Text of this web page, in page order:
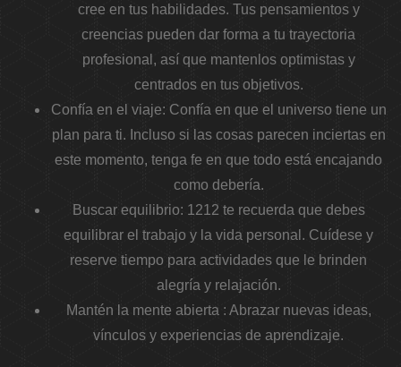
cree en tus habilidades. Tus pensamientos y
creencias pueden dar forma a tu trayectoria
profesional, así que mantenlos optimistas y
centrados en tus objetivos.
Confía en el viaje: Confía en que el universo tiene un
plan para ti. Incluso si las cosas parecen inciertas en
este momento, tenga fe en que todo está encajando
como debería.
Buscar equilibrio: 1212 te recuerda que debes
equilibrar el trabajo y la vida personal. Cuídese y
reserve tiempo para actividades que le brinden
alegría y relajación.
Mantén la mente abierta: Abrazar nuevas ideas,
vínculos y experiencias de aprendizaje.